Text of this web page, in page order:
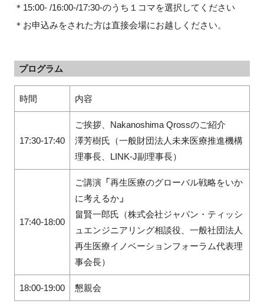
＊15:00- /16:00-/17:30-のうち１コマを選択してください
＊お申込みをされた方は直接会場にお越しください。
プログラム
時間 内容
17:30-17:40
ご挨拶、Nakanoshima Qrossのご紹介
澤芳樹氏（一般財団法人未来医療推進機構
理事長、LINK-J副理事長）
17:40-18:00
ご講演「再生医療のグローバル戦略をいか
に考えるか」
畠賢一郎氏（株式会社ジャパン・ティッシ
ュエンジニアリング相談役、一般社団法人
再生医療イノベーションフォーラム代表理
事会長）
18:00-19:00 懇親会